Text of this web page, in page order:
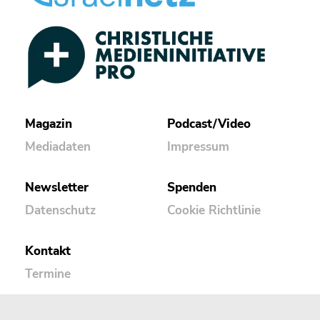
Magazin
Mediadaten
Podcast/Video
Impressum
Newsletter
Datenschutz
Spenden
Cookie Richtlinie
Kontakt
Termine